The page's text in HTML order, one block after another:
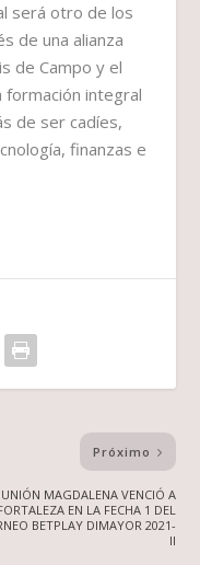
será otro de los
de una alianza
de Campo y el
integral
de ser cadíes,
finanzas e
Próximo
UNIÓN MAGDALENA VENCIÓ A
EN LA FECHA 1 DEL
BETPLAY DIMAYOR 2021-
II